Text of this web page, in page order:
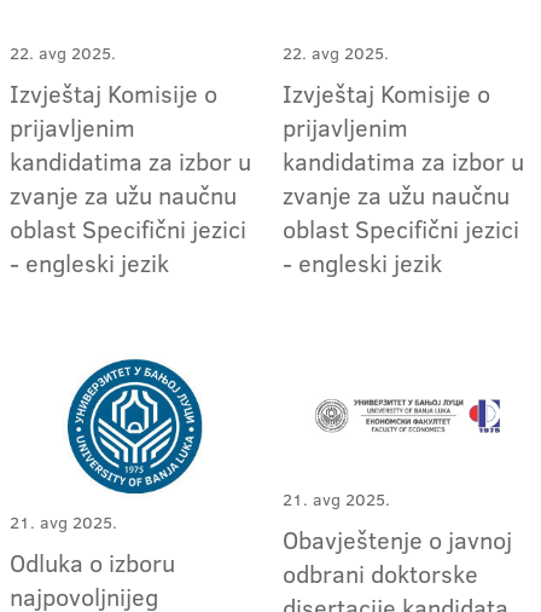
22. avg 2025.
Izvještaj Komisije o
prijavljenim
kandidatima za izbor u
zvanje za užu naučnu
oblast Specifični jezici
- engleski jezik
22. avg 2025.
Izvještaj Komisije o
prijavljenim
kandidatima za izbor u
zvanje za užu naučnu
oblast Specifični jezici
- engleski jezik
21. avg 2025.
Odluka o izboru
najpovoljnijeg
21. avg 2025.
Obavještenje o javnoj
odbrani doktorske